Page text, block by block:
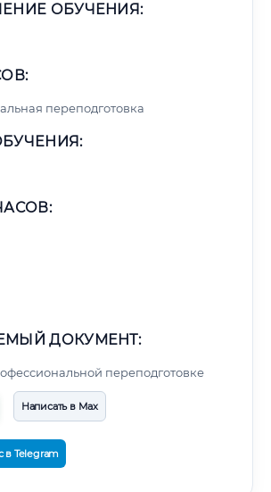
ОБУЧЕНИЯ:
переподготовка
ДОКУМЕНТ:
переподготовке
Написать в Max
в Telegram